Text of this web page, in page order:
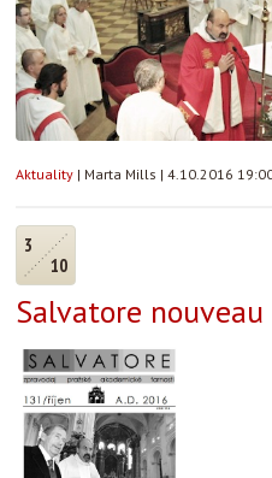
Aktuality | Marta Mills | 4.10.2016
3
10
Salvatore